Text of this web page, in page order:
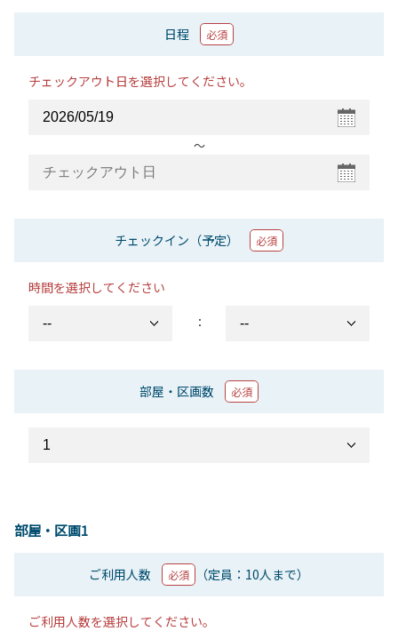
日程 必須
チェックアウト日を選択してください。
〜
チェックイン（予定） 必須
時間を選択してください
：
部屋・区画数 必須
部屋・区画1
ご利用人数 必須 （定員：10人まで）
ご利用人数を選択してください。